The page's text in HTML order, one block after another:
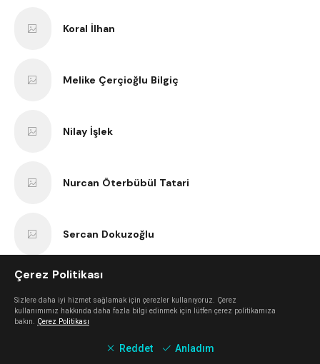
Koral İlhan
Melike Çerçioğlu Bilgiç
Nilay İşlek
Nurcan Öterbübül Tatari
Sercan Dokuzoğlu
Çerez Politikası
Sizlere daha iyi hizmet sağlamak için çerezler kullanıyoruz. Çerez
kullanımımız hakkında daha fazla bilgi edinmek için lütfen çerez politikamıza
bakın. Çerez Politikası
Reddet Anladım